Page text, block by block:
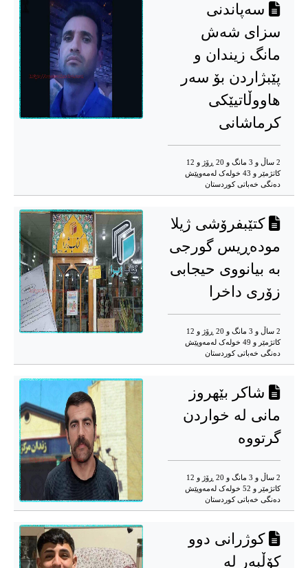
سەپاندنی
سزای شەش
مانگ زیندان و
پێبژاردن بۆ سەر
هاووڵاتیێکی
کرماشانی
2 ساڵ و 3 مانگ و 20 ڕۆژ و 12
کاتژمێر و 43 خوله‌ک له‌مه‌وپێش‌
دەنگی خەباتی کوردستان
کتێبفرۆشی ژیلا
مودەڕیس گورجی
بە بیانووی حیجابی
زۆری داخرا
2 ساڵ و 3 مانگ و 20 ڕۆژ و 12
کاتژمێر و 49 خوله‌ک له‌مه‌وپێش‌
دەنگی خەباتی کوردستان
شاکر بێهروز
مانی لە خواردن
گرتووه
2 ساڵ و 3 مانگ و 20 ڕۆژ و 12
کاتژمێر و 52 خوله‌ک له‌مه‌وپێش‌
دەنگی خەباتی کوردستان
کوژرانی دوو
کۆڵبەر لە